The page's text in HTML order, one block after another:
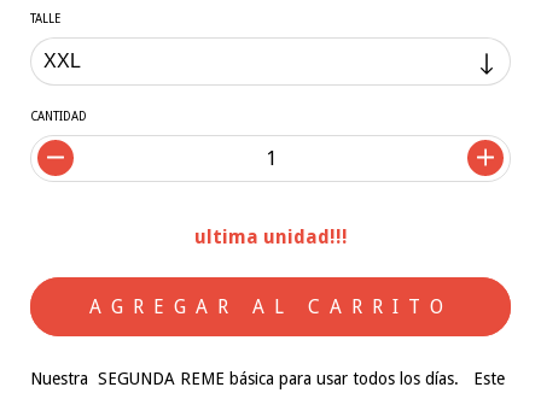
TALLE
CANTIDAD
ultima unidad!!!
Nuestra SEGUNDA REME básica para usar todos los días. Este